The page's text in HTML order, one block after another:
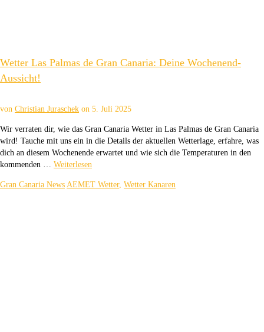
Wetter Las Palmas de Gran Canaria: Deine Wochenend-
Aussicht!
von Christian Juraschek on 5. Juli 2025
Wir verraten dir, wie das Gran Canaria Wetter in Las Palmas de Gran Canaria
wird! Tauche mit uns ein in die Details der aktuellen Wetterlage, erfahre, was
dich an diesem Wochenende erwartet und wie sich die Temperaturen in den
kommenden … Weiterlesen
Gran Canaria News AEMET Wetter, Wetter Kanaren